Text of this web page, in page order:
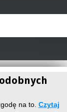
na to. Czytaj